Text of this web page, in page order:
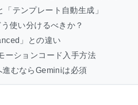
テンプレート自動生成」
使い分けるべきか？
」との違い
ーションコード入手方法
進むならGeminiは必須